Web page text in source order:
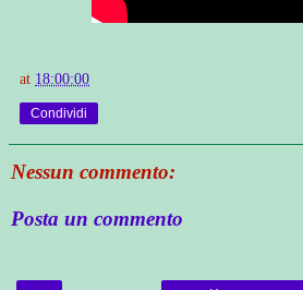
at 18:00:00
Condividi
Nessun commento:
Posta un commento